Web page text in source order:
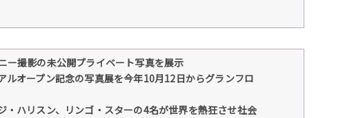
ー撮影の未公開プライベート写真を展示
オープン記念の写真展を今年10月12日からグランフロ
ハリスン、リンゴ・スターの4名が世界を熱狂させ社会